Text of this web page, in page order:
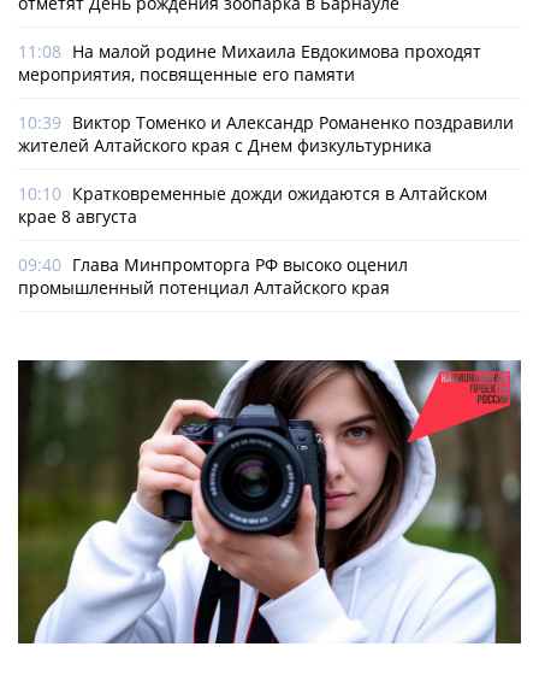
11:08 На малой родине Михаила Евдокимова проходят
мероприятия, посвященные его памяти
10:39 Виктор Томенко и Александр Романенко поздравили
жителей Алтайского края с Днем физкультурника
10:10 Кратковременные дожди ожидаются в Алтайском
крае 8 августа
09:40 Глава Минпромторга РФ высоко оценил
промышленный потенциал Алтайского края